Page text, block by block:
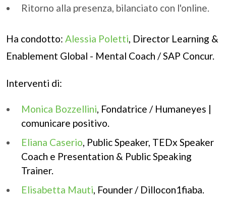
Ritorno alla presenza, bilanciato con l'online.
Ha condotto: Alessia Poletti, Director Learning &
Enablement Global - Mental Coach / SAP Concur.
Interventi di:
Monica Bozzellini, Fondatrice / Humaneyes |
comunicare positivo.
Eliana Caserio, Public Speaker, TEDx Speaker
Coach e Presentation & Public Speaking
Trainer.
Elisabetta Mauti, Founder / Dillocon1fiaba.